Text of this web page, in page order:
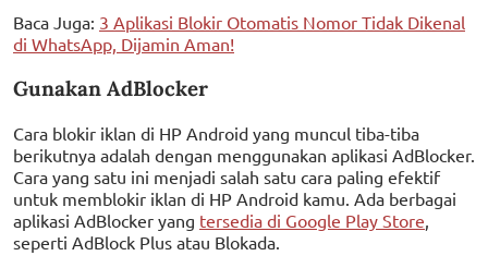
Baca Juga: 3 Aplikasi Blokir Otomatis Nomor Tidak Dikenal
di WhatsApp, Dijamin Aman!
Gunakan AdBlocker
Cara blokir iklan di HP Android yang muncul tiba-tiba
berikutnya adalah dengan menggunakan aplikasi AdBlocker.
Cara yang satu ini menjadi salah satu cara paling efektif
untuk memblokir iklan di HP Android kamu. Ada berbagai
aplikasi AdBlocker yang tersedia di Google Play Store
seperti AdBlock Plus atau Blokada.